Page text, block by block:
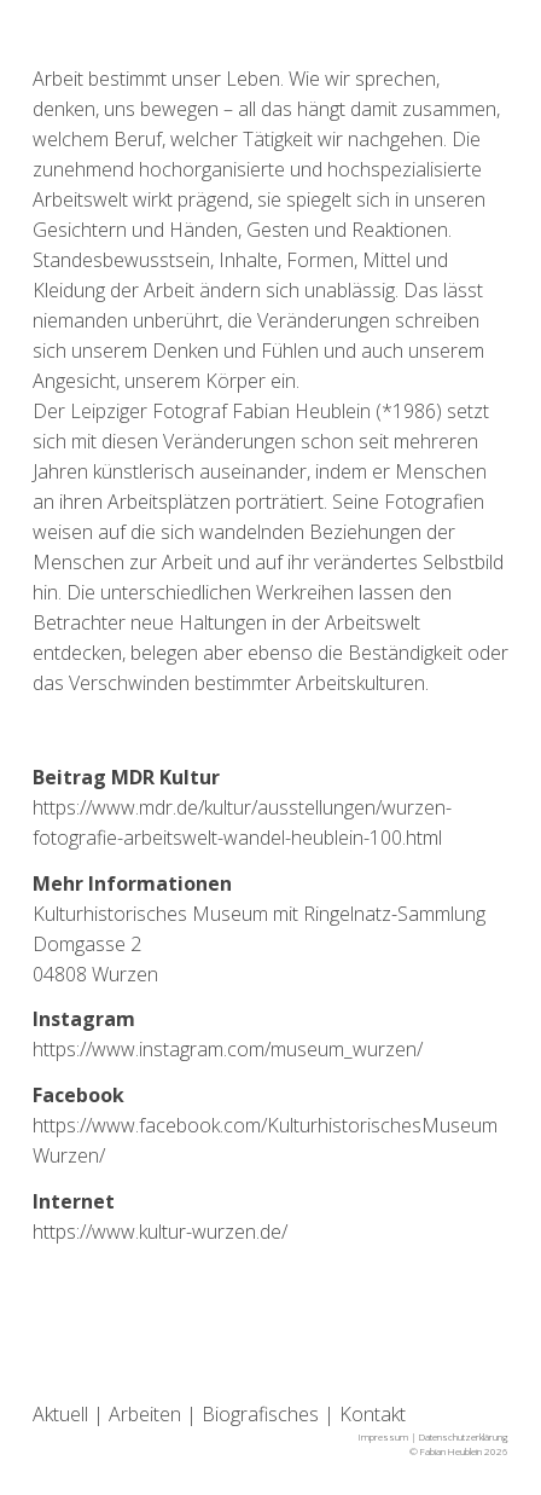
Arbeit bestimmt unser Leben. Wie wir sprechen,
denken, uns bewegen – all das hängt damit zusammen,
welchem Beruf, welcher Tätigkeit wir nachgehen. Die
zunehmend hochorganisierte und hochspezialisierte
Arbeitswelt wirkt prägend, sie spiegelt sich in unseren
Gesichtern und Händen, Gesten und Reaktionen.
Standesbewusstsein, Inhalte, Formen, Mittel und
Kleidung der Arbeit ändern sich unablässig. Das lässt
niemanden unberührt, die Veränderungen schreiben
sich unserem Denken und Fühlen und auch unserem
Angesicht, unserem Körper ein.
Der Leipziger Fotograf Fabian Heublein (*1986) setzt
sich mit diesen Veränderungen schon seit mehreren
Jahren künstlerisch auseinander, indem er Menschen
an ihren Arbeitsplätzen porträtiert. Seine Fotografien
weisen auf die sich wandelnden Beziehungen der
Menschen zur Arbeit und auf ihr verändertes Selbstbild
hin. Die unterschiedlichen Werkreihen lassen den
Betrachter neue Haltungen in der Arbeitswelt
entdecken, belegen aber ebenso die Beständigkeit oder
das Verschwinden bestimmter Arbeitskulturen.
Beitrag MDR Kultur
https://www.mdr.de/kultur/ausstellungen/wurzen-
fotografie-arbeitswelt-wandel-heublein-100.html
Mehr Informationen
Kulturhistorisches Museum mit Ringelnatz-Sammlung
Domgasse 2
04808 Wurzen
Instagram
https://www.instagram.com/museum_wurzen/
Facebook
https://www.facebook.com/KulturhistorischesMuseum
Wurzen/
Internet
https://www.kultur-wurzen.de/
Aktuell | Arbeiten | Biografisches | Kontakt
Impressum |Datenschutzerklärung
© Fabian Heublein 2026